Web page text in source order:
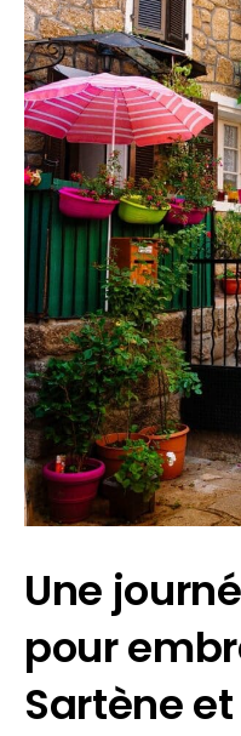
Une
pour
Sartène